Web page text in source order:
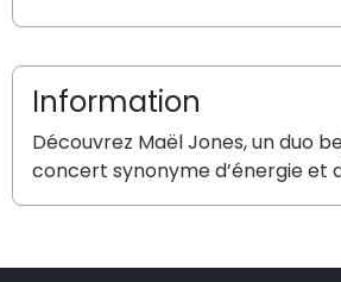
Information
Découvrez Maël Jones, un duo
concert synonyme d’énergie et